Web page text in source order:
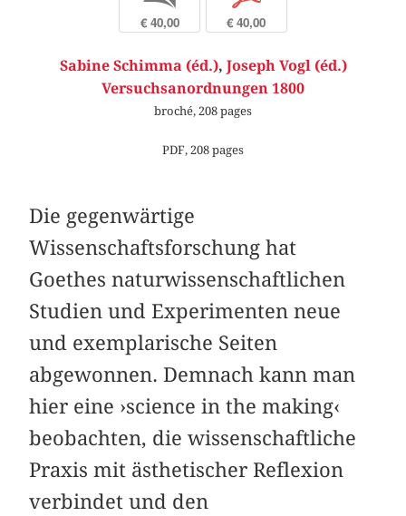
€ 40,00 € 40,00
Sabine Schimma (éd.), Joseph Vogl (éd.)
Versuchsanordnungen 1800
broché, 208 pages
PDF, 208 pages
Die gegenwärtige
Wissenschaftsforschung hat
Goethes naturwissenschaftlichen
Studien und Experimenten neue
und exemplarische Seiten
abgewonnen. Demnach kann man
hier eine ›science in the making‹
beobachten, die wissenschaftliche
Praxis mit ästhetischer Reflexion
verbindet und den